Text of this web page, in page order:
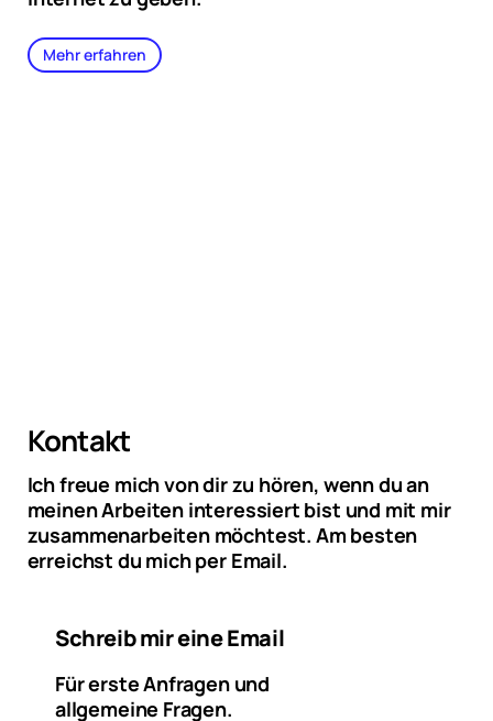
Mehr erfahren
Kontakt
Ich freue mich von dir zu hören, wenn du an
meinen Arbeiten interessiert bist und mit mir
zusammenarbeiten möchtest. Am besten
erreichst du michper Email.
Schreib mir eine Email
Für erste Anfragen und
allgemeine Fragen.